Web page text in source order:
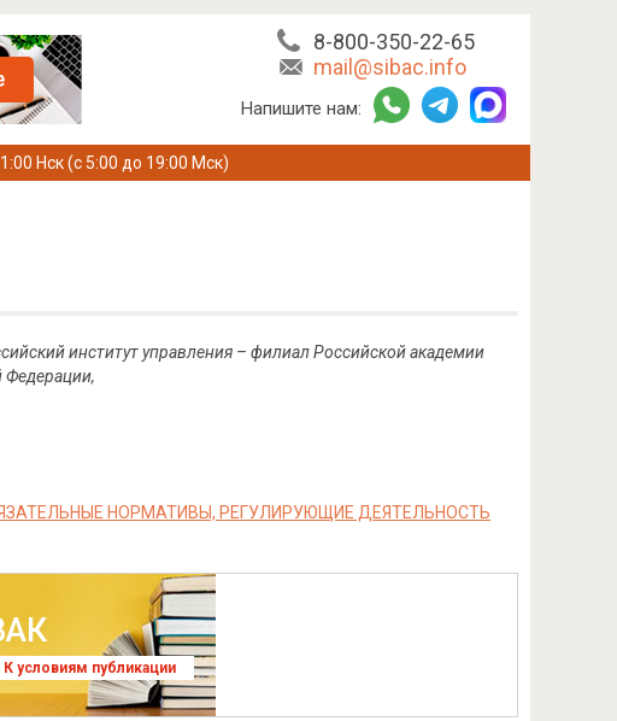
8-800-350-22-65
mail@sibac.info
Напишите нам:
Нск (с 5:00 до 19:00 Мск)
институт управления – филиал Российской академии
Федерации,
НОРМАТИВЫ, РЕГУЛИРУЮЩИЕ ДЕЯТЕЛЬНОСТЬ
К условиям публикации